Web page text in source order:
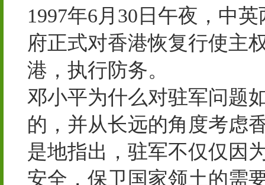
1997年6月30日午夜，中
府正式对香港恢复行使主
港，执行防务。
邓小平为什么对驻军问题
的，并从长远的角度考虑
是地指出，驻军不仅仅因
安全，保卫国家领土的需